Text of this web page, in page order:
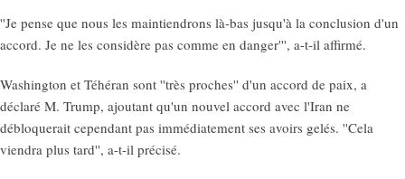
''Je pense que nous les maintiendrons là-bas jusqu'à la conclusion d'un
accord. Je ne les considère pas comme en danger''', a-t-il affirmé.
Washington et Téhéran sont ''très proches'' d'un accord de paix, a
déclaré M. Trump, ajoutant qu'un nouvel accord avec l'Iran ne
débloquerait cependant pas immédiatement ses avoirs gelés. ''Cela
viendra plus tard'', a-t-il précisé.